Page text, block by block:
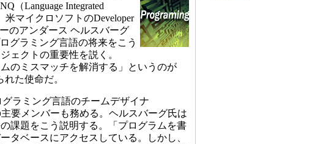
（Language Integrated
米マイクロソフトのDeveloper
のアンダース ヘルスバーグ
ログラミング言語の将来をこう
ェクトの重要性を説く。
のミスマッチを解消する」というのが
た使命だ。
ラミング言語のチームデザイナ
要メンバーも務める。ヘルスバーグ氏は
課題をこう説明する。「プログラムを書
タベースにアクセスしている。しかし、